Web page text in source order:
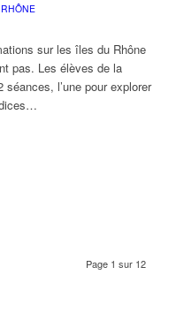
sur les îles du Rhône
pas. Les élèves de la
l’une pour explorer
Page 1 sur 12